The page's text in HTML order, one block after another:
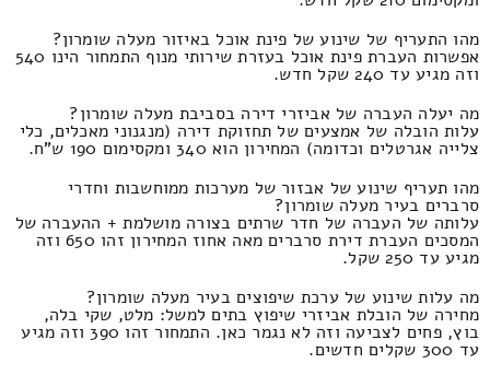
מהו התעריף של שינוע של פינת אוכל באיזור מעלה שומרון?
אפשרות העברת פינת אוכל בעזרת שירותי מנוף התמחור הינו 540
וזה מגיע עד 240 שקל חדש.
מה יעלה העברה של אביזרי דירה בסביבת מעלה שומרון?
עלות הובלה של אמצעים של תחזוקת דירה (מנגנוני מאכלים, כלי
צלייה אגרטלים וכדומה) המחירון הוא 340 ומקסימום 190 ש"ח.
מהו תעריף שינוע של אבזור של מערכות ממוחשבות וחדרי
סרברים בעיר מעלה שומרון?
עלותה של העברה של חדר שרתים בצורה מושלמת + ההעברה של
המסכים העברת דירת סרברים מאה אחוז המחירון זהו 650 וזה
מגיע עד 250 שקל.
מה עלות שינוע של ערכת שיפוצים בעיר מעלה שומרון?
מחירה של הובלת אביזרי שיפוץ בתים למשל: מלט, שקי בלה,
בוץ, פחים לצביעה וזה לא נגמר כאן. התמחור זהו 390 וזה מגיע
עד 300 שקלים חדשים.